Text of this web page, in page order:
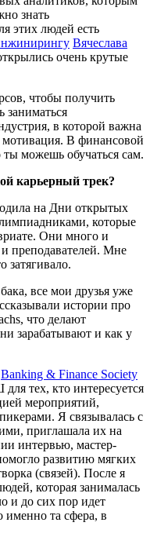
знать
этих людей есть
Вячеслава
очень крутые
чтобы получить
заниматься
в которой важна
В финансовой
можешь обучаться сам.
карьерный трек?
на Дни открытых
которые
Они много и
преподавателей. Мне
затягивало.
все мои друзья уже
истории про
что делают
зарабатывают и как у
Banking & Finance Society
тех, кто интересуется
мероприятий,
Я связывалась с
приглашала их на
интервью, мастер-
развитию мягких
(связей). После я
которая занималась
и до сих пор идет
именно та сфера, в